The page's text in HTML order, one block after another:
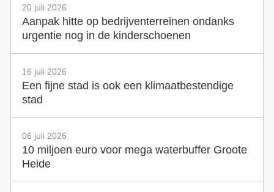
20 juli 2026
Aanpak hitte op bedrijventerreinen ondanks
urgentie nog in de kinderschoenen
16 juli 2026
Een fijne stad is ook een klimaatbestendige
stad
06 juli 2026
10 miljoen euro voor mega waterbuffer Groote
Heide